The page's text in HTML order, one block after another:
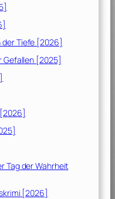
der Tiefe [2026]
Gefallen [2025]
Tag der Wahrheit
[2026]